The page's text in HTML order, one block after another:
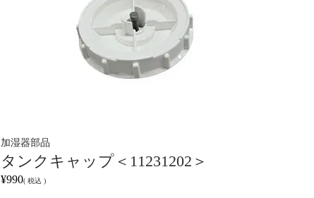
加湿器部品
タンクキャップ＜11231202＞
¥990 税込